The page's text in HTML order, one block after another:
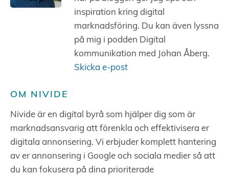
inspiration kring digital
marknadsföring. Du kan även lyssna
på mig i podden Digital
kommunikation med Johan Åberg.
Skicka e-post
OM NIVIDE
Nivide är en digital byrå som hjälper dig som är
marknadsansvarig att förenkla och effektivisera er
digitala annonsering. Vi erbjuder komplett hantering
av er annonsering i Google och sociala medier så att
du kan fokusera på dina prioriterade